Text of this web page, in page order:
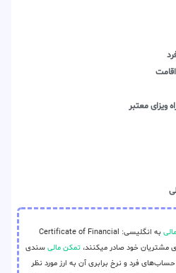
ویزای معتبر
به انگلیسی: Certificate of Financial
تمکن مالی سندی
فرد و نرخ برابری آن به ارز مورد نظر